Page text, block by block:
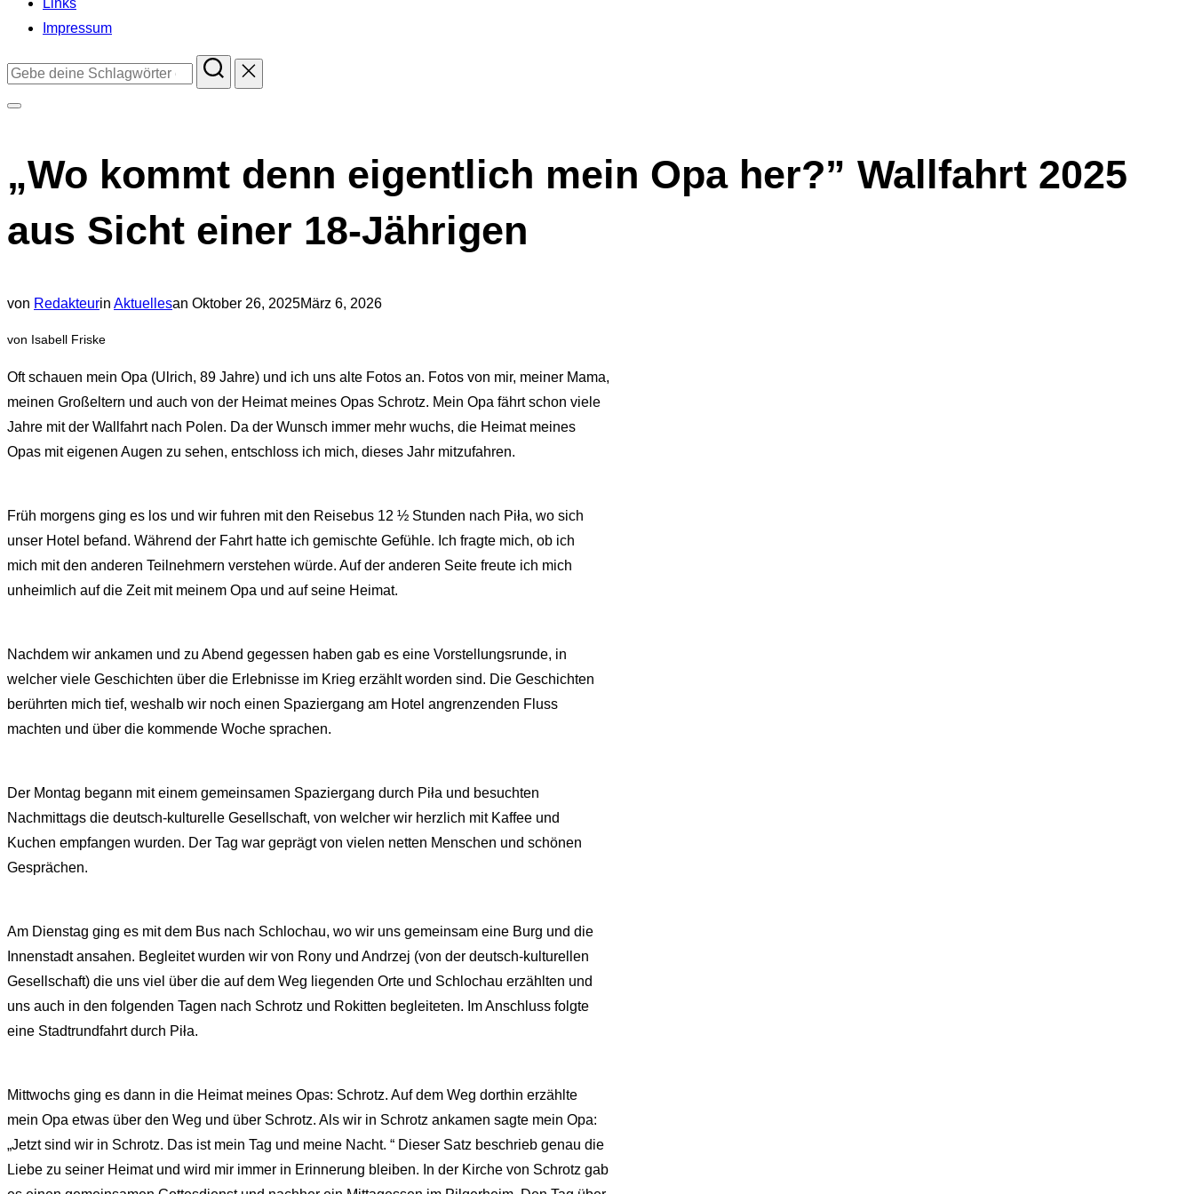
Impressum
Suchen
Navigation
umschalten
„Wo kommt denn eigentlich mein Opa her?” Wallfahrt 2025
aus Sicht einer 18-Jährigen
von Redakteurin Aktuellesan Veröffentlicht
Oktober 26, 2025März 6, 2026
von Isabell Friske
Oft schauen mein Opa (Ulrich, 89 Jahre) und ich uns alte Fotos an. Fotos von mir, meiner Mama,
meinen Großeltern und auch von der Heimat meines Opas Schrotz. Mein Opa fährt schon viele
Jahre mit der Wallfahrt nach Polen. Da der Wunsch immer mehr wuchs, die Heimat meines
Opas mit eigenen Augen zu sehen, entschloss ich mich, dieses Jahr mitzufahren.
Früh morgens ging es los und wir fuhren mit den Reisebus 12 ½ Stunden nach Piła, wo sich
unser Hotel befand. Während der Fahrt hatte ich gemischte Gefühle. Ich fragte mich, ob ich
mich mit den anderen Teilnehmern verstehen würde. Auf der anderen Seite freute ich mich
unheimlich auf die Zeit mit meinem Opa und auf seine Heimat.
Nachdem wir ankamen und zu Abend gegessen haben gab es eine Vorstellungsrunde, in
welcher viele Geschichten über die Erlebnisse im Krieg erzählt worden sind. Die Geschichten
berührten mich tief, weshalb wir noch einen Spaziergang am Hotel angrenzenden Fluss
machten und über die kommende Woche sprachen.
Der Montag begann mit einem gemeinsamen Spaziergang durch Piła und besuchten
Nachmittags die deutsch-kulturelle Gesellschaft, von welcher wir herzlich mit Kaffee und
Kuchen empfangen wurden. Der Tag war geprägt von vielen netten Menschen und schönen
Gesprächen.
Am Dienstag ging es mit dem Bus nach Schlochau, wo wir uns gemeinsam eine Burg und die
Innenstadt ansahen. Begleitet wurden wir von Rony und Andrzej (von der deutsch-kulturellen
Gesellschaft) die uns viel über die auf dem Weg liegenden Orte und Schlochau erzählten und
uns auch in den folgenden Tagen nach Schrotz und Rokitten begleiteten. Im Anschluss folgte
eine Stadtrundfahrt durch Piła.
Mittwochs ging es dann in die Heimat meines Opas: Schrotz. Auf dem Weg dorthin erzählte
mein Opa etwas über den Weg und über Schrotz. Als wir in Schrotz ankamen sagte mein Opa:
„Jetzt sind wir in Schrotz. Das ist mein Tag und meine Nacht. “ Dieser Satz beschrieb genau die
Liebe zu seiner Heimat und wird mir immer in Erinnerung bleiben. In der Kirche von Schrotz gab